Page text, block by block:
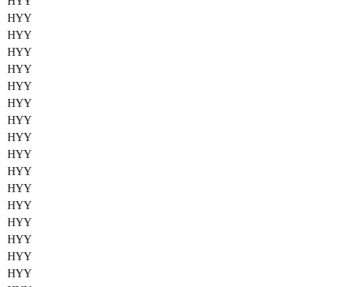
HYY
HYY
HYY
HYY
HYY
HYY
HYY
HYY
HYY
HYY
HYY
HYY
HYY
HYY
HYY
HYY